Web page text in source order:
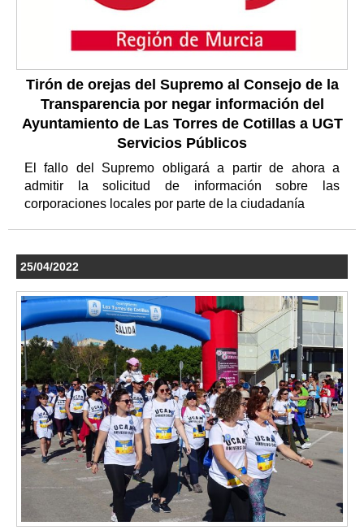
Tirón de orejas del Supremo al Consejo de la
Transparencia por negar información del
Ayuntamiento de Las Torres de Cotillas a UGT
Servicios Públicos
El fallo del Supremo obligará a partir de ahora a
admitir la solicitud de información sobre las
corporaciones locales por parte de la ciudadanía
25/04/2022